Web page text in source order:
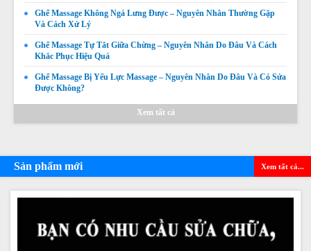
Ghế Massage Không Ngả Lưng Được – Nguyên Nhân Thường Gặp
Và Cách Xử Lý
Ghế Massage Tự Tắt Giữa Chừng – Nguyên Nhân Do Đâu Và Cách
Khắc Phục Hiệu Quả
Ghế Massage Bị Yếu Lực Massage – Nguyên Nhân Do Đâu Và Có Sửa
Được Không?
Xem tất cả
Sản phẩm mới Xem tất cả...